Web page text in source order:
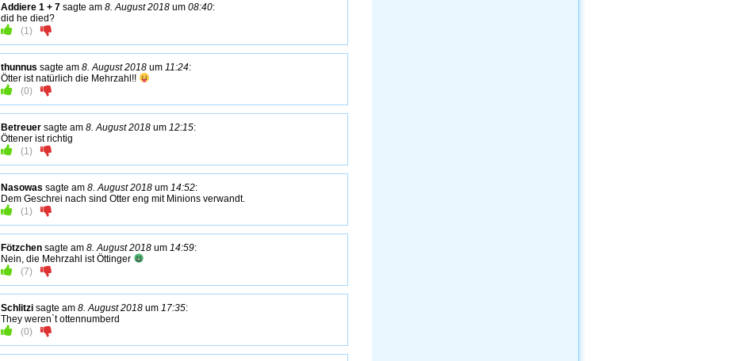
Addiere 1 + 7 sagte am 8. August 2018 um 08:40:
did he died?
(1)
thunnus sagte am 8. August 2018 um 11:24:
Ötter ist natürlich die Mehrzahl!!
(0)
Betreuer sagte am 8. August 2018 um 12:15:
Öttener ist richtig
(1)
Nasowas sagte am 8. August 2018 um 14:52:
Dem Geschrei nach sind Otter eng mit Minions verwandt.
(1)
Fötzchen sagte am 8. August 2018 um 14:59:
Nein, die Mehrzahl ist Öttinger
(7)
Schlitzi sagte am 8. August 2018 um 17:35:
They weren`t ottennumberd
(0)